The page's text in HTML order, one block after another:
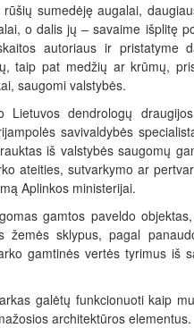
sumedėję augalai,
o dalis jų – savaime išplitę
autoriaus ir pristatyme
taip pat medžių ar krūmų,
saugomi valstybės.
Lietuvos dendrologų
savivaldybės
iš valstybės saugomų
ateities, sutvarkymo ar
Aplinkos ministerijai.
gamtos paveldo
sklypus, pagal
gamtinės vertės tyrimus iš
galėtų funkcionuoti kaip
architektūros elementus.